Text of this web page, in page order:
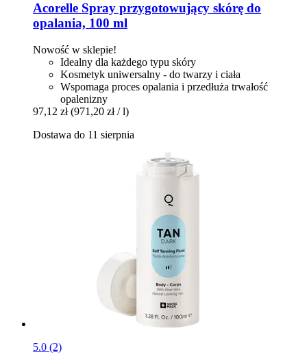
Acorelle Spray przygotowujący skórę do
opalania, 100 ml
Nowość w sklepie!
Idealny dla każdego typu skóry
Kosmetyk uniwersalny - do twarzy i ciała
Wspomaga proces opalania i przedłuża trwałość
opalenizny
97,12 zł (971,20 zł / l)
Dostawa do 11 sierpnia
5.0 (2)